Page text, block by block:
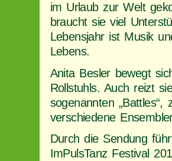
im Urlaub zur Welt
braucht sie viel
Lebensjahr ist Musik
Lebens.
Anita Besler bewegt
Rollstuhls. Auch reizt
sogenannten
verschiedene
Durch die Sendung
ImPulsTanz Festival